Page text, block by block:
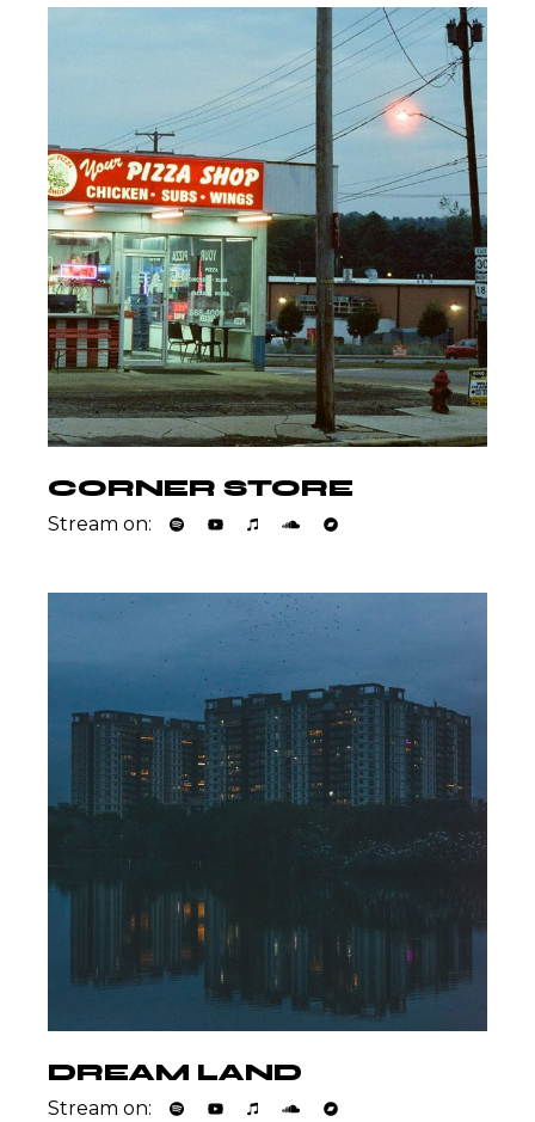
CORNER STORE
Stream on:
DREAM LAND
Stream on: